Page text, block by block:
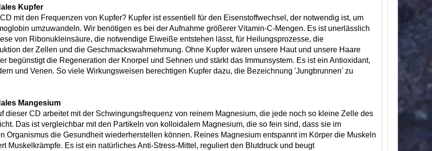
Kupfer
mit den Frequenzen von Kupfer? Kupfer ist essentiell für den Eisenstoffwechsel, der notwendig ist, um
umzuwandeln. Wir benötigen es bei der Aufnahme größerer Vitamin-C-Mengen. Es ist unerlässlich
von Ribonukleinsäure, die notwendige Eiweiße entstehen lässt, für Heilungsprozesse, die
der Zellen und die Geschmackswahrnehmung. Ohne Kupfer wären unsere Haut und unsere Haare
begünstigt die Regeneration der Knorpel und Sehnen und stärkt das Immunsystem. Es ist ein Antioxidant,
und Venen. So viele Wirkungsweisen berechtigen Kupfer dazu, die Bezeichnung 'Jungbrunnen' zu
Mangesium
dieser CD arbeitet mit der Schwingungsfrequenz von reinem Magnesium, die jede noch so kleine Zelle des
Das ist vergleichbar mit den Partikeln von kolloidalem Magnesium, die so fein sind, dass sie im
Organismus die Gesundheit wiederherstellen können. Reines Magnesium entspannt im Körper die Muskeln
Muskelkrämpfe. Es ist ein natürliches Anti-Stress-Mittel, reguliert den Blutdruck und beugt